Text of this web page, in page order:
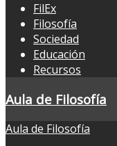
FilEx
Filosofía
Sociedad
Educación
Recursos
Aula de Filosofía
Aula de Filosofía